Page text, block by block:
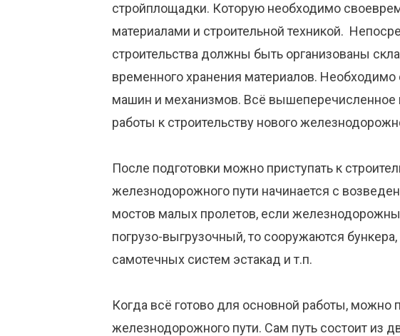
стройплощадки. Которую необходимо
материалами и строительной техникой.
строительства должны быть организованы
временного хранения материалов. Необходимо
машин и механизмов. Всё вышеперечисленное
работы к строительству нового
После подготовки можно приступать к
железнодорожного пути начинается с
мостов малых пролетов, если
погрузо-выгрузочный, то сооружаются
самотечных систем эстакад и т.п.
Когда всё готово для основной работы, можно
железнодорожного пути. Сам путь состоит из